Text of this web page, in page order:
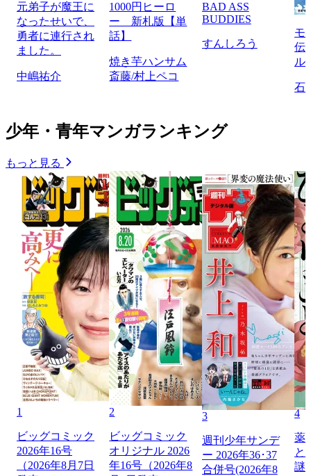
元弟子が魔王に
なったせいで、
勇者に連行され
ました。
中嶋祐介
1000円ヒーロ
ー 新札版【単
話】
焼き芋ハンサム
斎藤/村上ペコ
BAD ASS
BUDDIES
すんしろう
モ
伝
ル
石
少年・青年マンガランキング
もっと見る
1
ビッグコミック
2026年16号
（2026年8月7日
2
ビッグコミック
オリジナル 2026
年16号（2026年8
3
週刊少年サンデ
ー 2026年36･37
合併号(2026年8
4
薬
と
謎